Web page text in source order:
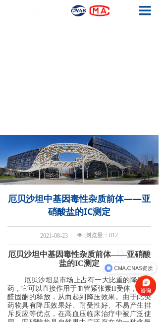
끀
联系我们
厄贝沙坦中基因毒性杂质前体——亚
硝酸盐的IC测定
厄贝沙坦中基因毒性杂质前体——亚硝酸
盐的IC测定
厄贝沙坦是市场上占有一大比重的降压良
药， 它可以直接作用于血管紧张素II受体，抑制
醛固酮的释放，从而起到降压效果。 由于此类
药物具有降压效果好、耐受性好、不易产生排
斥反应等优点，在高血压临床治疗中被广泛使
2021-08-23 넶 浏览量： 812
CMA.CNAS资质
效率快60%